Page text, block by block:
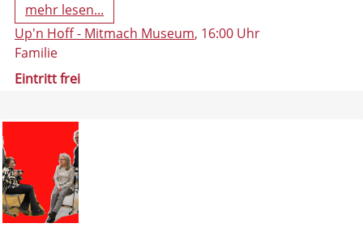
mehr lesen...
Up'n Hoff - Mitmach Museum, 16:00 Uhr
Familie
Eintritt frei